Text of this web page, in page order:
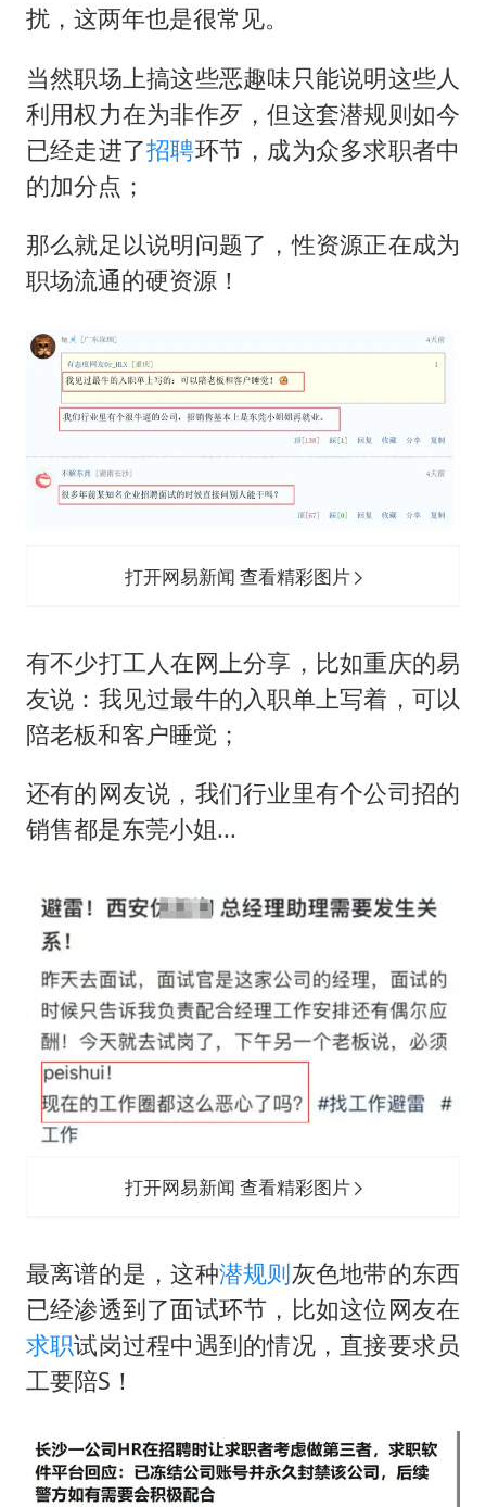
扰，这两年也是很常见。
当然职场上搞这些恶趣味只能说明这些人
利用权力在为非作歹，但这套潜规则如今
已经走进了招聘环节，成为众多求职者中
的加分点；
那么就足以说明问题了，性资源正在成为
职场流通的硬资源！
打开网易新闻 查看精彩图片
有不少打工人在网上分享，比如重庆的易
友说：我见过最牛的入职单上写着，可以
陪老板和客户睡觉；
还有的网友说，我们行业里有个公司招的
销售都是东莞小姐...
打开网易新闻 查看精彩图片
最离谱的是，这种潜规则灰色地带的东西
已经渗透到了面试环节，比如这位网友在
求职试岗过程中遇到的情况，直接要求员
工要陪S！